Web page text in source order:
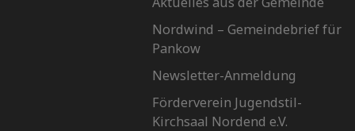
Nordwind – Gemeindebrief für
Pankow
Newsletter-Anmeldung
Förderverein Jugendstil-
Kirchsaal Nordend e.V.